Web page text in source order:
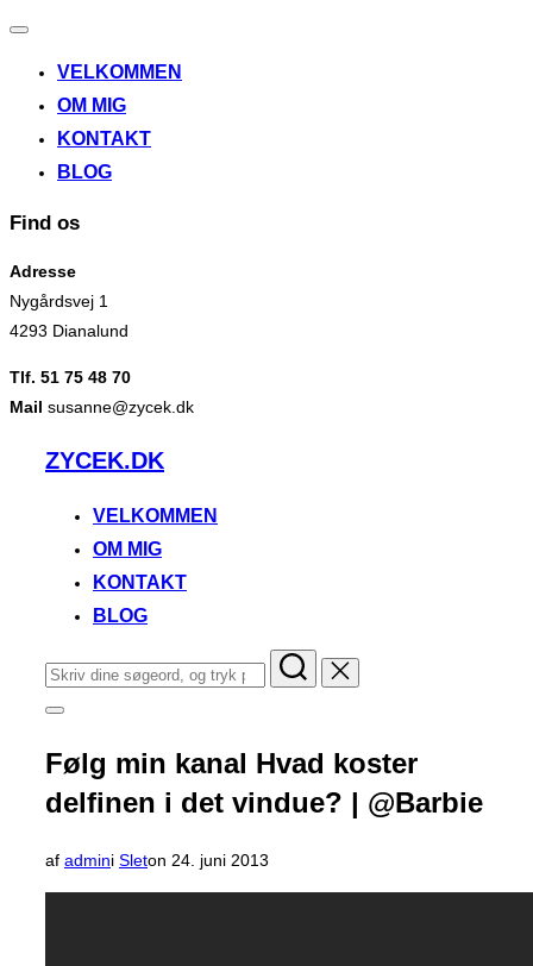
Slå
til/fra
VELKOMMEN
OM MIG
KONTAKT
BLOG
Find os
Adresse
Nygårdsvej 1
4293 Dianalund
Tlf. 51 75 48 70
Mail susanne@zycek.dk
VidereZYCEK.DK
VELKOMMEN
OM MIG
KONTAKT
BLOG
Søg
efter:
Slå
i
sidekolonne
til/fra
Følg min kanal Hvad koster
delfinen i det vindue? | @Barbie
af admini Sleton Udgivet
d.
24. juni 2013